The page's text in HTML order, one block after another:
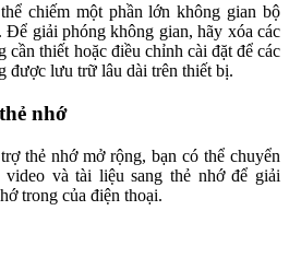
chiếm một phần lớn không gian bộ
Để giải phóng không gian, hãy xóa các
cần thiết hoặc điều chỉnh cài đặt để các
được lưu trữ lâu dài trên thiết bị.
nhớ
thẻ nhớ mở rộng, bạn có thể chuyển
và tài liệu sang thẻ nhớ để giải
trong của điện thoại.